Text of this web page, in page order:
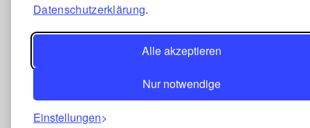
Datenschutzerklärung.
Alle akzeptieren
Nur notwendige
Einstellungen